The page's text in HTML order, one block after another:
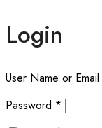
Login
User Name or Email
Password *